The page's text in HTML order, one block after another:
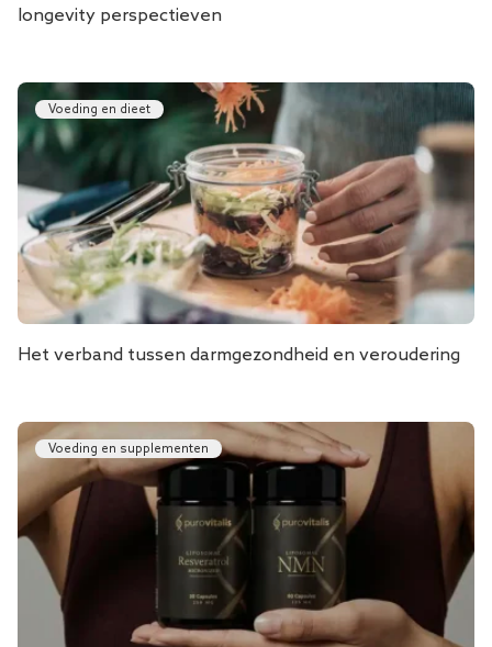
longevity perspectieven
Voeding en dieet
Het verband tussen darmgezondheid en veroudering
Voeding en supplementen